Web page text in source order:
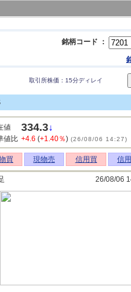
銘柄コード ：
取引所株価：15分ディレイ
値 334.3↓
値比 +4.6 (+1.40％) (26/08/06 14:27)
買 現物売 信用買 信
26/08/06